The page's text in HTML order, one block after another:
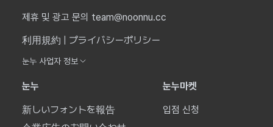
제휴 및 광고 문의 team@noonnu.cc
利用規約
プライバシーポリシー
눈누 사업자 정보
눈누
新しいフォントを報告
눈누마켓
입점 신청